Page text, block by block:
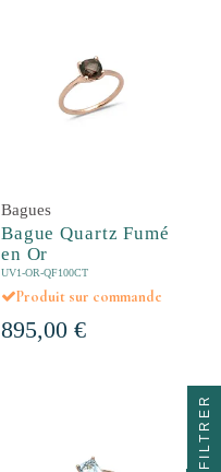
Bagues
Bague Quartz Fumé
en Or
UV1-OR-QF100CT
Produit sur commande
895,00 €
FILTRER